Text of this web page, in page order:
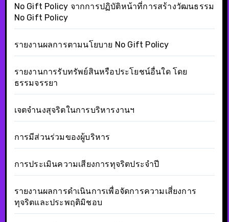
No Gift Policy จากการปฏิบัติหน้าที่การสร้างวัฒนธรรม
No Gift Policy
รายงานผลการตามนโยบาย No Gift Policy
รายงานการรับทรัพย์สินหรือประโยชน์อื่นใด โดย
ธรรมจรรยา
เจตจำนงสุจริตในการบริหารงานฯ
การมีส่วนร่วมของผู้บริหาร
การประเมินความเสียงการทุจริตประจำปี
รายงานผลการดำเนินการเพื่อจัดการความเสี่ยงการ
ทุจริตและประพฤติมิชอบ